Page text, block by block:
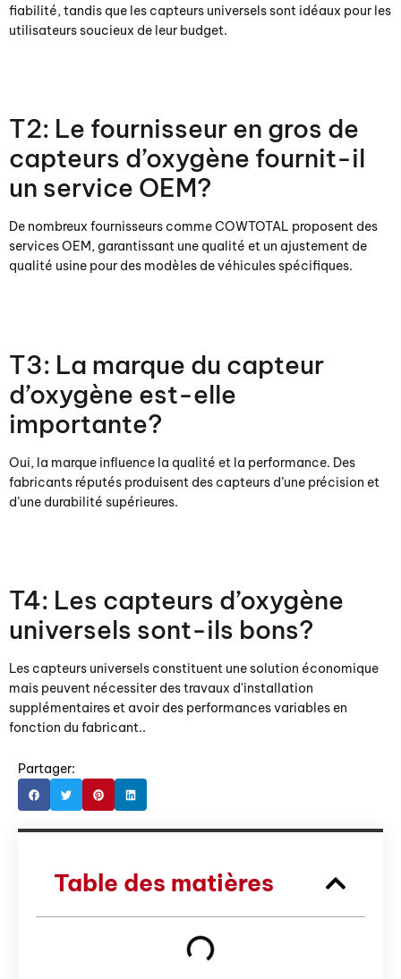
fiabilité, tandis que les capteurs universels sont idéaux pour les
utilisateurs soucieux de leur budget.
T2: Le fournisseur en gros de
capteurs d’oxygène fournit-il
un service OEM?
De nombreux fournisseurs comme COWTOTAL proposent des
services OEM, garantissant une qualité et un ajustement de
qualité usine pour des modèles de véhicules spécifiques.
T3: La marque du capteur
d’oxygène est-elle
importante?
Oui, la marque influence la qualité et la performance. Des
fabricants réputés produisent des capteurs d’une précision et
d’une durabilité supérieures.
T4: Les capteurs d’oxygène
universels sont-ils bons?
Les capteurs universels constituent une solution économique
mais peuvent nécessiter des travaux d'installation
supplémentaires et avoir des performances variables en
fonction du fabricant..
Partager:
Table des matières